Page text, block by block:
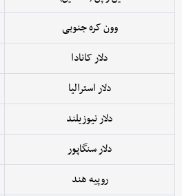
وون کره جنوبی
دلار کانادا
دلار استرالیا
دلار نیوزیلند
دلار سنگاپور
روپیه هند